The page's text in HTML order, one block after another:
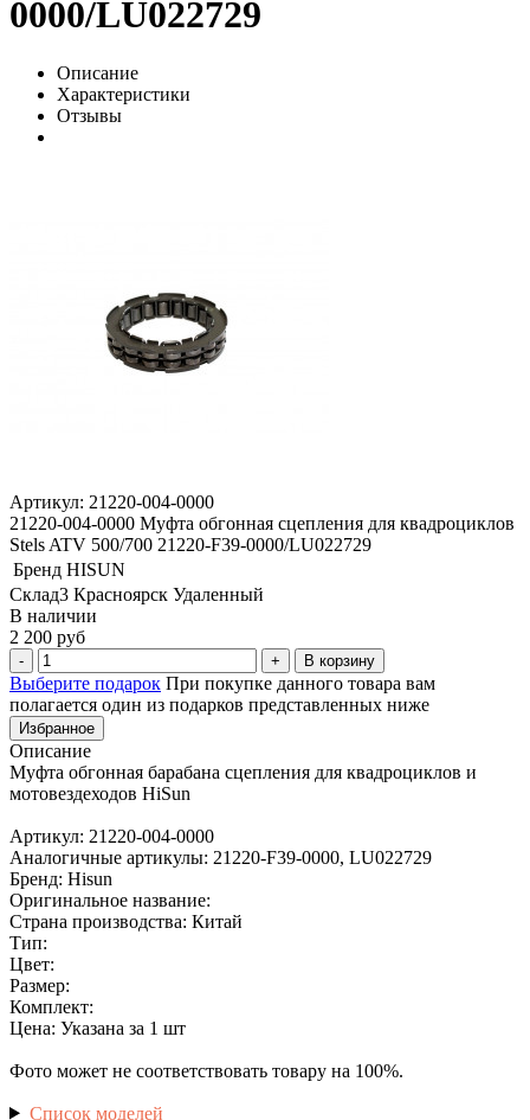
0000/LU022729
Описание
Характеристики
Отзывы
Артикул: 21220-004-0000
21220-004-0000 Муфта обгонная сцепления для квадроциклов
Stels ATV 500/700 21220-F39-0000/LU022729
Бренд HISUN
Склад3 Красноярск Удаленный
В наличии
2 200 руб
В корзину
Выберите подарок При покупке данного товара вам
полагается один из подарков представленных ниже
Избранное
Описание
Муфта обгонная барабана сцепления для квадроциклов и
мотовездеходов HiSun
Артикул: 21220-004-0000
Аналогичные артикулы: 21220-F39-0000, LU022729
Бренд: Hisun
Оригинальное название:
Страна производства: Китай
Тип:
Цвет:
Размер:
Комплект:
Цена: Указана за 1 шт
Фото может не соответствовать товару на 100%.
Список моделей